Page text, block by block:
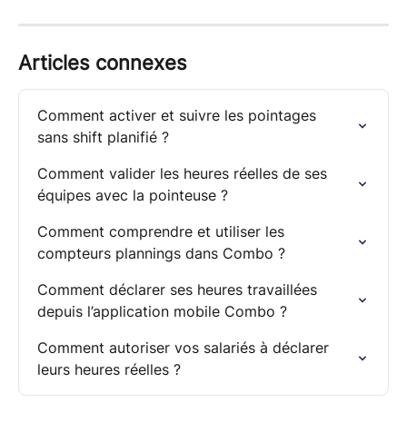
Articles connexes
Comment activer et suivre les pointages
sans shift planifié ?
Comment valider les heures réelles de ses
équipes avec la pointeuse ?
Comment comprendre et utiliser les
compteurs plannings dans Combo ?
Comment déclarer ses heures travaillées
depuis l’application mobile Combo ?
Comment autoriser vos salariés à déclarer
leurs heures réelles ?